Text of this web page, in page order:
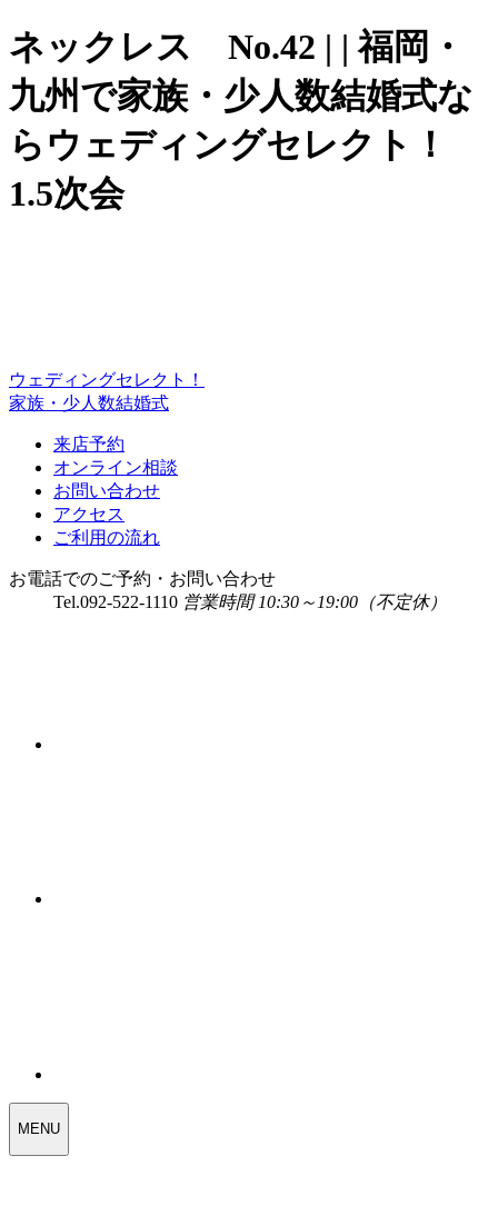
ネックレス No.42 | | 福岡・
九州で家族・少人数結婚式な
らウェディングセレクト！
1.5次会
ウェディングセレクト！
家族・少人数結婚式
来店予約
オンライン相談
お問い合わせ
アクセス
ご利用の流れ
お電話でのご予約・お問い合わせ
Tel.092-522-1110 営業時間 10:30～19:00（不定休）
SELECT
MENU